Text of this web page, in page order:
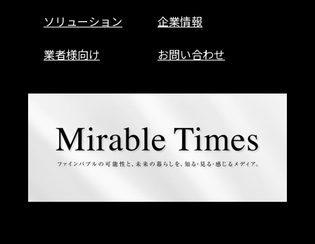
ソリューション
企業情報
業者様向け
お問い合わせ